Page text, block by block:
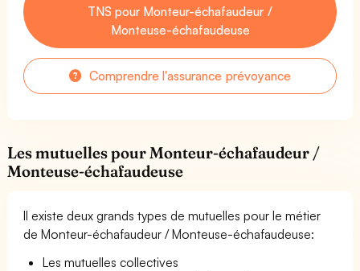
TNS pour Monteur-échafaudeur /
Monteuse-échafaudeuse
Comprendre l'assurance prévoyance
Les mutuelles pour Monteur-échafaudeur /
Monteuse-échafaudeuse
Il existe deux grands types de mutuelles pour le métier
de Monteur-échafaudeur / Monteuse-échafaudeuse:
Les mutuelles collectives